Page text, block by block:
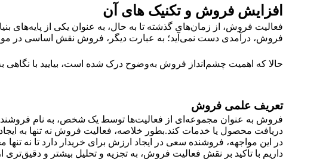
افزایش فروش و تکنیک های آن
فعالیت فروش، از زمان‌های گذشته تا به حال، به عنوان یکی از
فروش، درآمدی دست نمی‌آید؛ به عبارت دیگر، فروش نقش اساسی در
حالا که اهمیت چشم‌انداز فروش به‌وضوح درک شده است، بیایید با
تعریف علمی فروش
فروش به عنوان مجموعه‌ای از فعالیت‌ها توسط یک شخص، به نام
دریافت محصول یا خدمات کند.بطور خلاصه، فعالیت فروش نه تنها به
در این مواجهه، فروشنده سعی در ایجاد ارزش برای خریدار دارد تا نه
داریم با تاکید بر نقش فعالیت فروش، به تجزیه و تحلیل بیشتر و